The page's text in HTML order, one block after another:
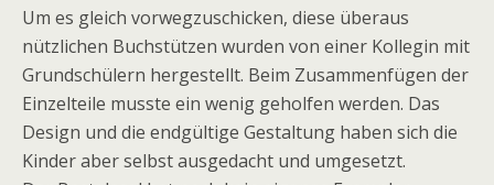
Um es gleich vorwegzuschicken, diese überaus
nützlichen Buchstützen wurden von einer Kollegin mit
Grundschülern hergestellt. Beim Zusammenfügen der
Einzelteile musste ein wenig geholfen werden. Das
Design und die endgültige Gestaltung haben sich die
Kinder aber selbst ausgedacht und umgesetzt.